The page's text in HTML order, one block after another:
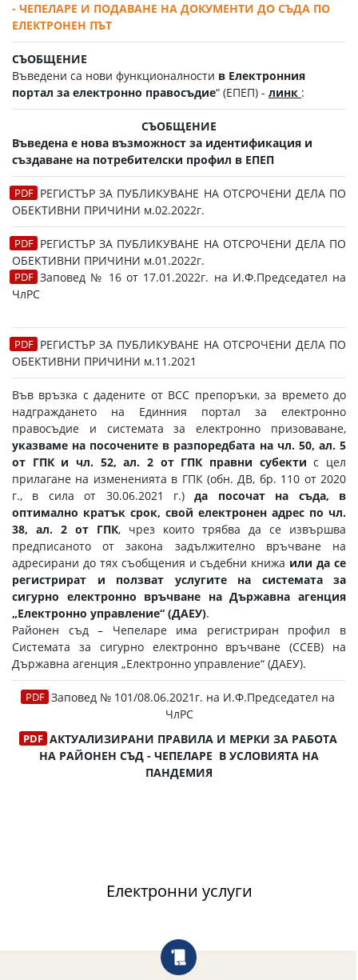
- ЧЕПЕЛАРЕ И ПОДАВАНЕ НА ДОКУМЕНТИ ДО СЪДА ПО
ЕЛЕКТРОНЕН ПЪТ
СЪОБЩЕНИЕ
Въведени са нови функционалности в Електронния
портал за електронно правосъдие“ (ЕПЕП) - линк :
СЪОБЩЕНИЕ
Въведена е нова възможност за идентификация и
създаване на потребителски профил в ЕПЕП
РЕГИСТЪР ЗА ПУБЛИКУВАНЕ НА ОТСРОЧЕНИ ДЕЛА ПО
ОБЕКТИВНИ ПРИЧИНИ м.02.2022г.
РЕГИСТЪР ЗА ПУБЛИКУВАНЕ НА ОТСРОЧЕНИ ДЕЛА ПО
ОБЕКТИВНИ ПРИЧИНИ м.01.2022г.
Заповед № 16 от 17.01.2022г. на И.Ф.Председател на
ЧлРС
РЕГИСТЪР ЗА ПУБЛИКУВАНЕ НА ОТСРОЧЕНИ ДЕЛА ПО
ОБЕКТИВНИ ПРИЧИНИ м.11.2021
Във връзка с дадените от ВСС препоръки, за времето до
надграждането на Единния портал за електронно
правосъдие и системата за електронно призоваване,
указваме на посочените в разпоредбата на чл. 50, ал. 5
от ГПК и чл. 52, ал. 2 от ГПК правни субекти с цел
прилагане на измененията в ГПК (обн. ДВ, бр. 110 от 2020
г., в сила от 30.06.2021 г.)да посочат на съда, в
оптимално кратък срок, свой електронен адрес по чл.
38, ал. 2 от ГПК, чрез които трябва да се извършва
предписаното от закона задължително връчване на
адресирани до тях съобщения и съдебни книжа или да се
регистрират и ползват услугите на системата за
сигурно електронно връчване на Държавна агенция
„Електронно управление“ (ДАЕУ).
Районен съд – Чепеларе има регистриран профил в
Системата за сигурно електронно връчване (ССEВ) на
Държавна агенция „Електронно управление“ (ДАЕУ).
Заповед № 101/08.06.2021г. на И.Ф.Председател на
ЧлРС
АКТУАЛИЗИРАНИ ПРАВИЛА И МЕРКИ ЗА РАБОТА
НА РАЙОНЕН СЪД - ЧЕПЕЛАРЕ В УСЛОВИЯТА НА
ПАНДЕМИЯ
Електронни услуги